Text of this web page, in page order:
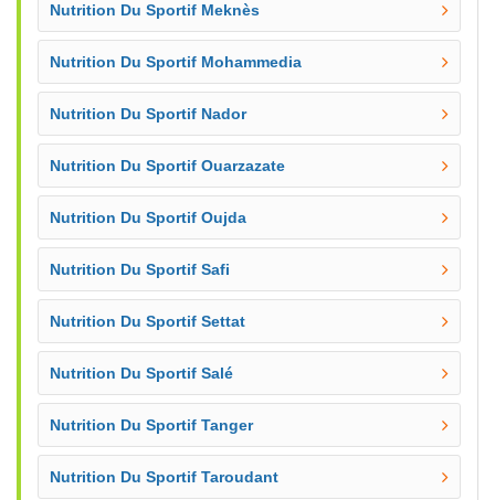
Nutrition Du Sportif Meknès
Nutrition Du Sportif Mohammedia
Nutrition Du Sportif Nador
Nutrition Du Sportif Ouarzazate
Nutrition Du Sportif Oujda
Nutrition Du Sportif Safi
Nutrition Du Sportif Settat
Nutrition Du Sportif Salé
Nutrition Du Sportif Tanger
Nutrition Du Sportif Taroudant